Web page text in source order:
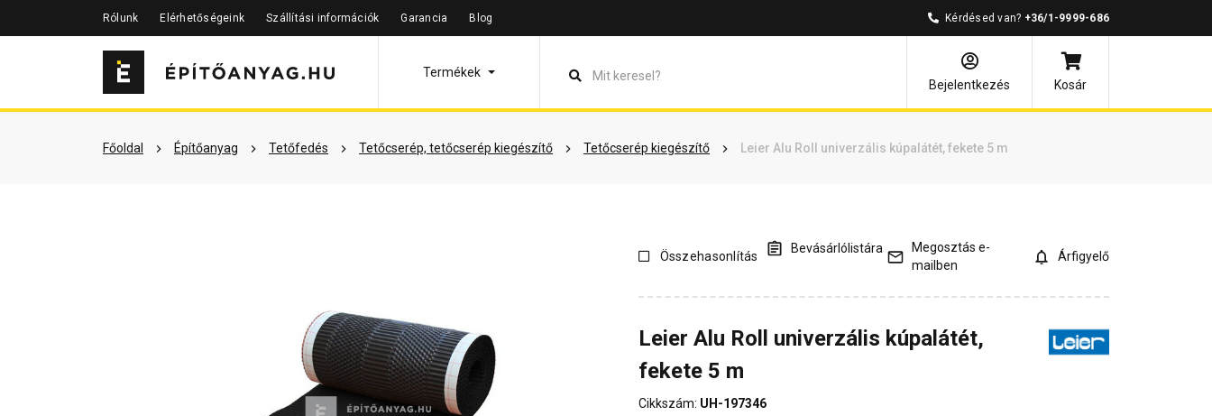
Rólunk Elérhetőségeink Szállítási információk Garancia Blog Kérdésed van? +36/1-9999-686
Termékek
Bejelentkezés
Kosár
Főoldal Építőanyag Tetőfedés Tetőcserép, tetőcserép kiegészítő Tetőcserép kiegészítő Leier Alu Roll univerzális kúpalátét, fekete 5 m
Szükséged lehet rá Részletes leírás Termékinformáció Vásárlói vélemények Kérdések és válaszok Kapcsolódó cikkek
Összehasonlítás
Bevásárlólistára
Megosztás e-
mailben
Árfigyelő
Leier Alu Roll univerzális kúpalátét,
fekete 5 m
Cikkszám: UH-197346